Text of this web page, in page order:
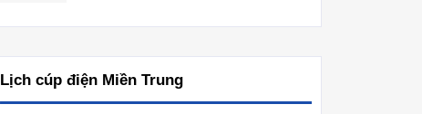
Lịch cúp điện Miền Trung